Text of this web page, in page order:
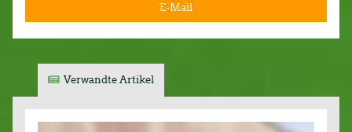
E-Mail
Verwandte Artikel